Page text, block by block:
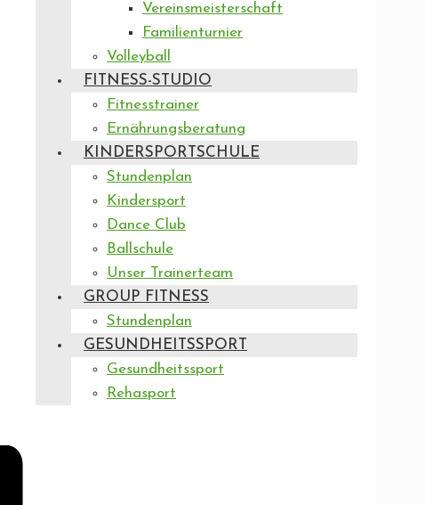
Vereinsmeisterschaft
Familienturnier
Volleyball
FITNESS-STUDIO
Fitnesstrainer
Ernährungsberatung
KINDERSPORTSCHULE
Stundenplan
Kindersport
Dance Club
Ballschule
Unser Trainerteam
GROUP FITNESS
Stundenplan
GESUNDHEITSSPORT
Gesundheitssport
Rehasport